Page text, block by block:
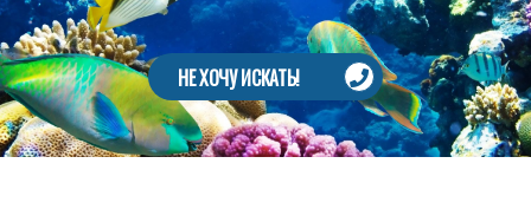
НЕ ХОЧУ ИСКАТЬ!